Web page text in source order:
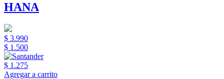
HANA
$ 3.990
$ 1.500
$ 1.275
Agregar a carrito